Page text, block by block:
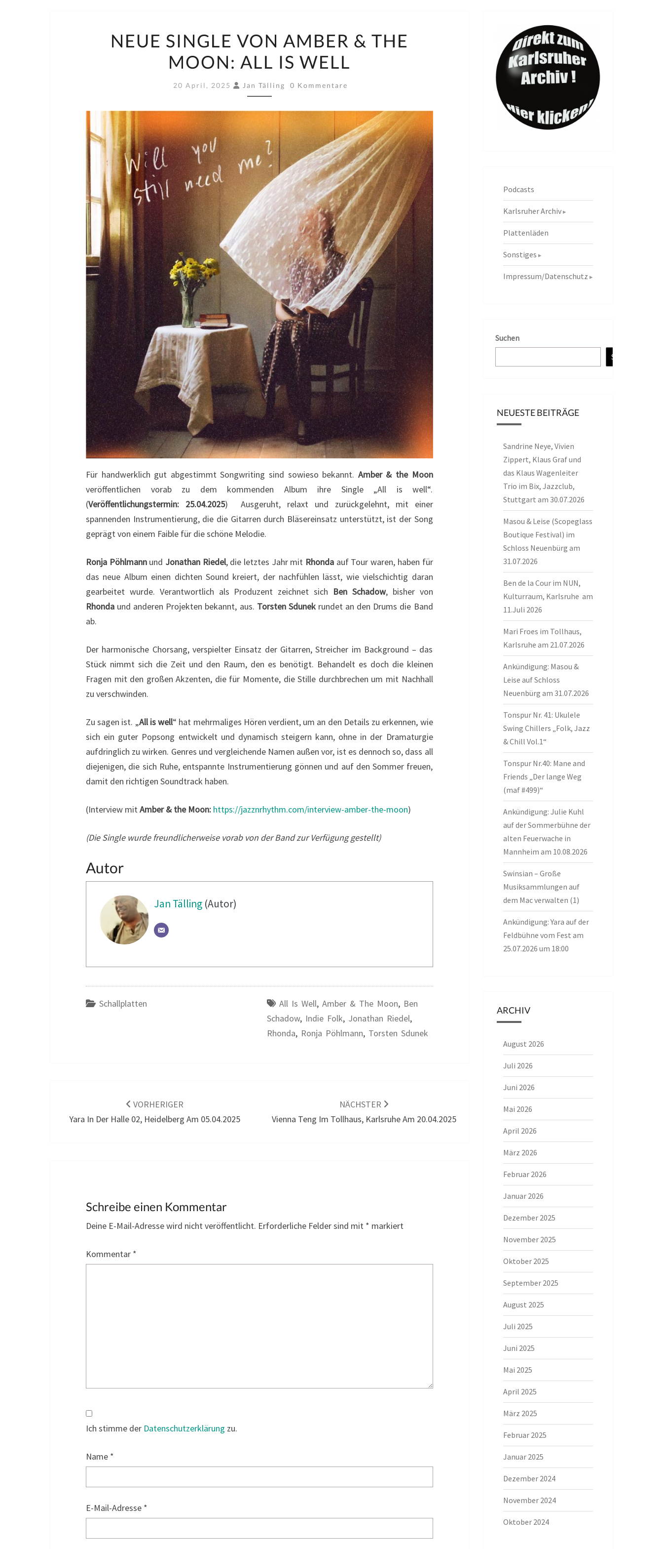
SINGLE
VON
AMBER
&
MOON:
ALL
IS
WELL
NEUE SINGLE VON AMBER & THE
MOON: ALL IS WELL
20 April, 2025 Jan Tälling Kommentare
0 Kommentare
Für handwerklich gut abgestimmt Songwriting sind sowieso bekannt. Amber & the Moon
veröffentlichen vorab zu dem kommenden Album ihre Single „All is well“.
(Veröffentlichungstermin: 25.04.2025) Ausgeruht, relaxt und zurückgelehnt, mit einer
spannenden Instrumentierung, die die Gitarren durch Bläsereinsatz unterstützt, ist der Song
geprägt von einem Faible für die schöne Melodie.
Ronja Pöhlmannund Jonathan Riedel, die letztes Jahr mit Rhonda auf Tour waren, haben für
das neue Album einen dichten Sound kreiert, der nachfühlen lässt, wie vielschichtig daran
gearbeitet wurde. Verantwortlich als Produzent zeichnet sich Ben Schadow, bisher von
Rhonda und anderen Projekten bekannt, aus. Torsten Sdunekrundet an den Drums die Band
ab.
Der harmonische Chorsang, verspielter Einsatz der Gitarren, Streicher im Background – das
Stück nimmt sich die Zeit und den Raum, den es benötigt. Behandelt es doch die kleinen
Fragen mit den großen Akzenten, die für Momente, die Stille durchbrechen um mit Nachhall
zu verschwinden.
Zu sagen ist. „All is well“ hat mehrmaliges Hören verdient, um an den Details zu erkennen, wie
sich ein guter Popsong entwickelt und dynamisch steigern kann, ohne in der Dramaturgie
aufdringlich zu wirken. Genres und vergleichende Namen außen vor, ist es dennoch so, dass all
diejenigen, die sich Ruhe, entspannte Instrumentierung gönnen und auf den Sommer freuen,
damit den richtigen Soundtrack haben.
(Interview mit Amber & the Moon: https://jazznrhythm.com/interview-amber-the-moon)
(Die Single wurde freundlicherweise vorab von der Band zur Verfügung gestellt)
Autor
Jan Tälling (Autor)
Schallplatten All Is Well, Amber & The Moon, Ben
Schadow, Indie Folk, Jonathan Riedel,
Rhonda, Ronja Pöhlmann, Torsten Sdunek
VORHERIGER
Yara In Der Halle 02, Heidelberg Am 05.04.2025
NÄCHSTER
Vienna Teng Im Tollhaus, Karlsruhe Am 20.04.2025
Schreibe einen Kommentar
Deine E-Mail-Adresse wird nicht veröffentlicht. Erforderliche Felder sind mit * markiert
Kommentar *
Ich stimme der Datenschutzerklärung zu.
Name *
E-Mail-Adresse *
Podcasts
Karlsruher Archiv
Plattenläden
Sonstiges
Impressum/Datenschutz
Suchen
Suchen
NEUESTE BEITRÄGE
Sandrine Neye, Vivien
Zippert, Klaus Graf und
das Klaus Wagenleiter
Trio im Bix, Jazzclub,
Stuttgart am 30.07.2026
Masou & Leise (Scopeglass
Boutique Festival) im
Schloss Neuenbürg am
31.07.2026
Ben de la Cour im NUN,
Kulturraum, Karlsruhe am
11.Juli 2026
Mari Froes im Tollhaus,
Karlsruhe am 21.07.2026
Ankündigung: Masou &
Leise auf Schloss
Neuenbürg am 31.07.2026
Tonspur Nr. 41: Ukulele
Swing Chillers „Folk, Jazz
& Chill Vol.1“
Tonspur Nr.40: Mane and
Friends „Der lange Weg
(maf #499)“
Ankündigung: Julie Kuhl
auf der Sommerbühne der
alten Feuerwache in
Mannheim am 10.08.2026
Swinsian – Große
Musiksammlungen auf
dem Mac verwalten (1)
Ankündigung: Yara auf der
Feldbühne vom Fest am
25.07.2026 um 18:00
ARCHIV
August 2026
Juli 2026
Juni 2026
Mai 2026
April 2026
März 2026
Februar 2026
Januar 2026
Dezember 2025
November 2025
Oktober 2025
September 2025
August 2025
Juli 2025
Juni 2025
Mai 2025
April 2025
März 2025
Februar 2025
Januar 2025
Dezember 2024
November 2024
Oktober 2024